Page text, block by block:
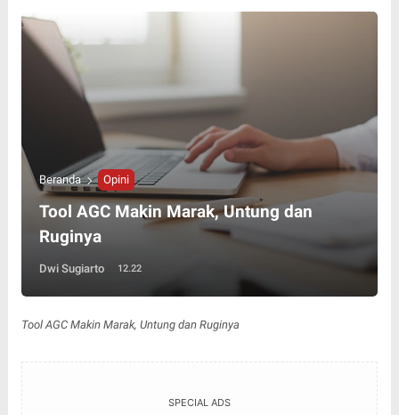
Beranda Opini
Tool AGC Makin Marak, Untung dan
Ruginya
Dwi Sugiarto 12.22
Tool AGC Makin Marak, Untung dan Ruginya
SPECIAL ADS